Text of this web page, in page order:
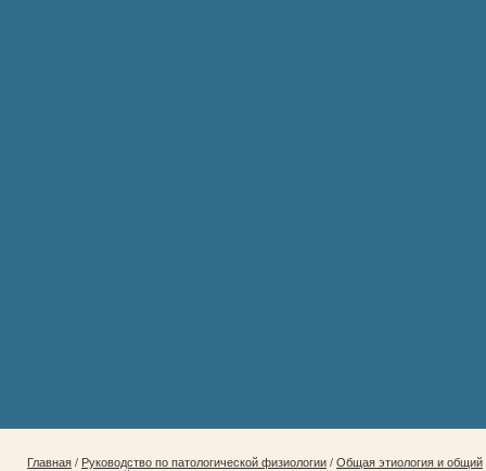
Главная / Руководство по патологической физиологии / Общая этиология и общий